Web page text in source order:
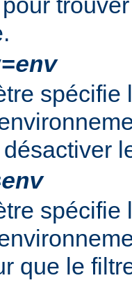
env
spécifie
env
spécifie
que le